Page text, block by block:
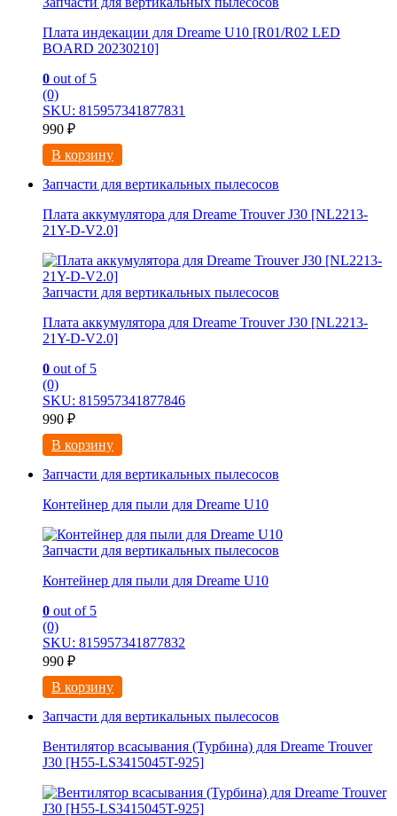
Плата индекации для Dreame U10 [R01/R02 LED
BOARD 20230210]
0 out of 5
(0)
SKU: 815957341877831
990 ₽
В корзину
Запчасти для вертикальных пылесосов
Плата аккумулятора для Dreame Trouver J30 [NL2213-
21Y-D-V2.0]
Запчасти для вертикальных пылесосов
Плата аккумулятора для Dreame Trouver J30 [NL2213-
21Y-D-V2.0]
0 out of 5
(0)
SKU: 815957341877846
990 ₽
В корзину
Запчасти для вертикальных пылесосов
Контейнер для пыли для Dreame U10
Запчасти для вертикальных пылесосов
Контейнер для пыли для Dreame U10
0 out of 5
(0)
SKU: 815957341877832
990 ₽
В корзину
Запчасти для вертикальных пылесосов
Вентилятор всасывания (Турбина) для Dreame Trouver
J30 [H55-LS3415045T-925]